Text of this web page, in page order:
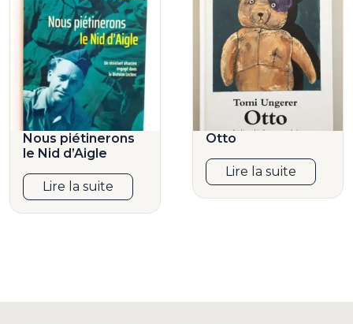
Nous piétinerons
le Nid d’Aigle
Lire la suite
Otto
Lire la suite